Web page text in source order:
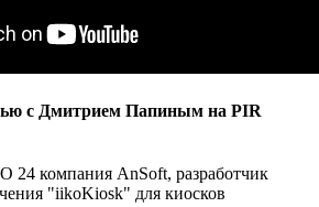
с Дмитрием Папиным на PIR
24 компания AnSoft, разработчик
"iikoKiosk" для киосков